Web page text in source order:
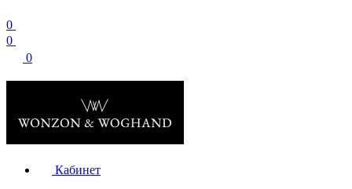
0
0
0
Кабинет